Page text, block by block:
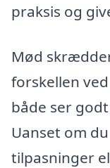
praksis og
Mød
forskellen
både ser
Uanset om
tilpasninger